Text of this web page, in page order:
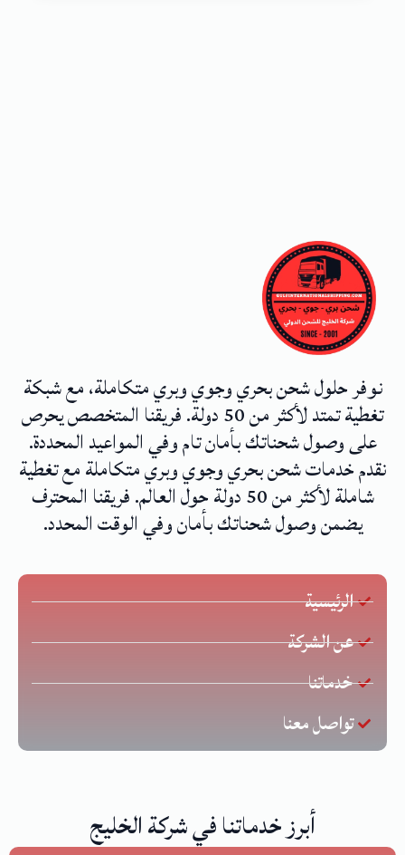
نوفر حلول شحن بحري وجوي وبري متكاملة، مع شبكة
تغطية تمتد لأكثر من 50 دولة. فريقنا المتخصص يحرص
على وصول شحناتك بأمان تام وفي المواعيد المحددة.
نقدم خدمات شحن بحري وجوي وبري متكاملة مع تغطية
شاملة لأكثر من 50 دولة حول العالم. فريقنا المحترف
يضمن وصول شحناتك بأمان وفي الوقت المحدد.
الرئيسية
عن الشركة
خدماتنا
تواصل معنا
أبرز خدماتنا في شركة الخليج